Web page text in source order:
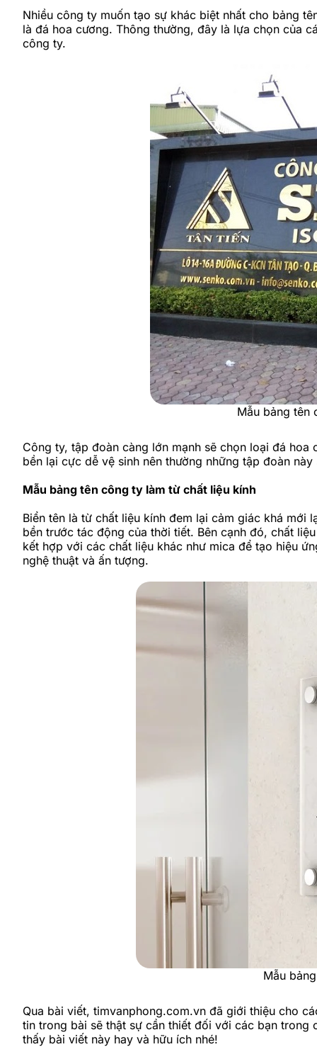
Nhiều công ty muốn tạo sự khác biệt nhất cho bảng
là đá hoa cương. Thông thường, đây là lựa chọn của
công ty.
Mẫu bảng tên
Công ty, tập đoàn càng lớn mạnh sẽ chọn loại đá
bền lại cực dễ vệ sinh nên thường những tập đoàn
Mẫu bảng tên công ty làm từ chất liệu kính
Biển tên là từ chất liệu kính đem lại cảm giác khá
bền trước tác động của thời tiết. Bên cạnh đó, chất
kết hợp với các chất liệu khác như mica để tạo hiệu
nghệ thuật và ấn tượng.
Mẫu
Qua bài viết, timvanphong.com.vn đã giới thiệu cho
tin trong bài sẽ thật sự cần thiết đối với các bạn
thấy bài viết này hay và hữu ích nhé!